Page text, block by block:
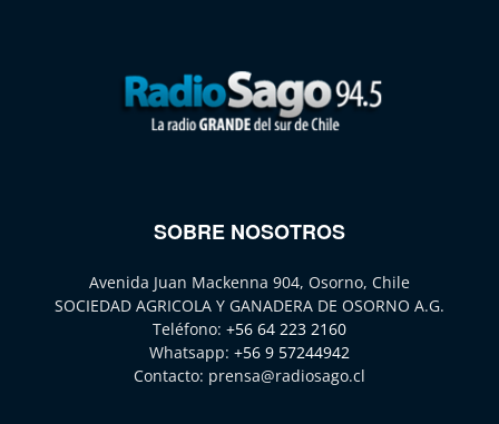
SOBRE NOSOTROS
Avenida Juan Mackenna 904, Osorno, Chile
SOCIEDAD AGRICOLA Y GANADERA DE OSORNO A.G.
Teléfono: +56 64 223 2160
Whatsapp: +56 9 57244942
Contacto: prensa@radiosago.cl